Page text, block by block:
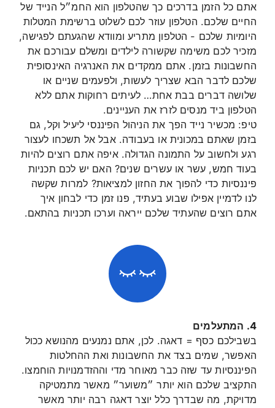
אתם כל הזמן בדרכים כך שהטלפון הוא החמ״ל הנייד של
החיים שלכם. הטלפון עוזר לכם לשלוט ברשימת המטלות
היומיות שלכם - הטלפון מתריע ומוודא שהגעתם לפגישה,
מזכיר לכם משימה שקשורה לילדים ומשלם עבורכם את
החשבונות בזמן. אתם ממקדים את האנרגיה האינסופית
שלכם לדבר הבא שצריך לעשות, ולפעמים שניים או
שלושה דברים בבת אחת… לעיתים רחוקות אתם ללא
הטלפון ביד מנסים לזרז את העניינים.
טיפ: מכשיר נייד הפך את הניהול הפיננסי ליעיל וקל, גם
בזמן שאתם במכונית או בעבודה. אבל אל תשכחו לעצור
רגע ולחשוב על התמונה הגדולה. איפה אתם רוצים להיות
בעוד חמש, עשר או עשרים שנים? האם יש לכם תכניות
פיננסיות כדי להפוך את החזון למציאות? למרות שקשה
לנו לדמיין אפילו שבוע בעתיד, פנו זמן כדי לבחון איך
אתם רוצים שהעתיד שלכם ייראה וערכו תכניות בהתאם.
4. המתעלמים
בשבילכם כסף = דאגה. לכן, אתם נמנעים מהנושא ככול
האפשר, שמים בצד את החשבונות ואת ההחלטות
הפיננסיות עד שזה כבר מאוחר מדי וההזדמנויות הוחמצו.
התקציב שלכם הוא יותר ״משוער״ מאשר מתמטיקה
מדויקת, מה שבדרך כלל יוצר דאגה רבה יותר מאשר